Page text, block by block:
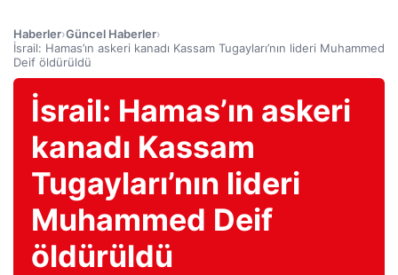
Haberler›Güncel Haberler›
İsrail: Hamas’ın askeri kanadı Kassam Tugayları’nın lideri Muhammed
Deif öldürüldü
İsrail: Hamas’ın askeri
kanadı Kassam
Tugayları’nın lideri
Muhammed Deif
öldürüldü